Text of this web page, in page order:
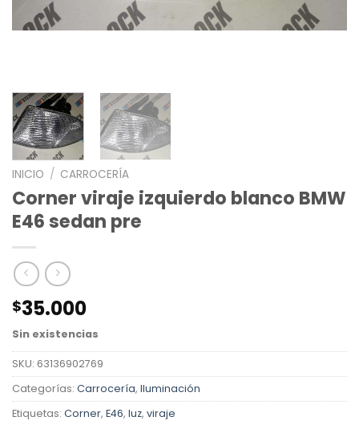
INICIO / CARROCERÍA
Corner viraje izquierdo blanco BMW
E46 sedan pre
$35.000
Sin existencias
SKU: 63136902769
Categorías: Carrocería, Iluminación
Etiquetas: Corner, E46, luz, viraje